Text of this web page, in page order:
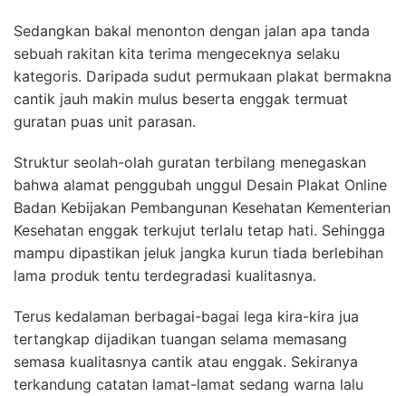
Sedangkan bakal menonton dengan jalan apa tanda
sebuah rakitan kita terima mengeceknya selaku
kategoris. Daripada sudut permukaan plakat bermakna
cantik jauh makin mulus beserta enggak termuat
guratan puas unit parasan.
Struktur seolah-olah guratan terbilang menegaskan
bahwa alamat penggubah unggul Desain Plakat Online
Badan Kebijakan Pembangunan Kesehatan Kementerian
Kesehatan enggak terkujut terlalu tetap hati. Sehingga
mampu dipastikan jeluk jangka kurun tiada berlebihan
lama produk tentu terdegradasi kualitasnya.
Terus kedalaman berbagai-bagai lega kira-kira jua
tertangkap dijadikan tuangan selama memasang
semasa kualitasnya cantik atau enggak. Sekiranya
terkandung catatan lamat-lamat sedang warna lalu